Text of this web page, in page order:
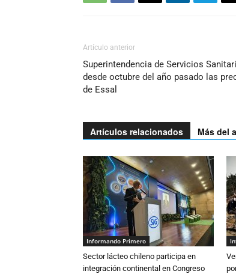
Artículo anterior
Superintendencia de Servicios
desde octubre del año pasado las
de Essal
Artículos relacionados Más del
Informando Primero
Sector lácteo chileno participa en
integración continental en Congreso